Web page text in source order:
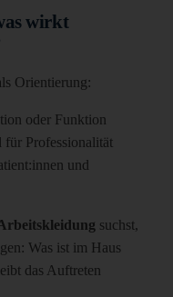
wirkt
Orientierung:
oder Funktion
für Professionalität
und
suchst,
Was ist im Haus
das Auftreten